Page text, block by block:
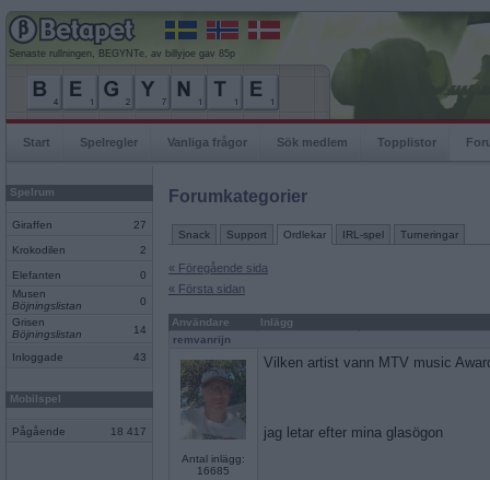
Senaste rullningen, BEGYNTe, av billyjoe gav 85p
Start Spelregler Vanliga frågor Sök medlem Topplistor
Spelrum
Giraffen 27
Krokodilen 2
Elefanten
0
Musen
Böjningslistan
0
Grisen
Böjningslistan
14
Inloggade 43
Mobilspel
Pågående 18 417
Forumkategorier
Snack Support Ordlekar IRL-spel Turneringar
« Föregående sida
« Första sidan
Användare
Inlägg
remvanrijn
Antal inlägg:
16685
Vilken artist vann MTV music
jag letar efter mina glasögon